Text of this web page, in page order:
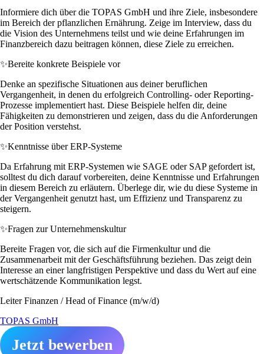
Informiere dich über die TOPAS GmbH und ihre Ziele, insbesondere
im Bereich der pflanzlichen Ernährung. Zeige im Interview, dass du
die Vision des Unternehmens teilst und wie deine Erfahrungen im
Finanzbereich dazu beitragen können, diese Ziele zu erreichen.
✨Bereite konkrete Beispiele vor
Denke an spezifische Situationen aus deiner beruflichen
Vergangenheit, in denen du erfolgreich Controlling- oder Reporting-
Prozesse implementiert hast. Diese Beispiele helfen dir, deine
Fähigkeiten zu demonstrieren und zeigen, dass du die Anforderungen
der Position verstehst.
✨Kenntnisse über ERP-Systeme
Da Erfahrung mit ERP-Systemen wie SAGE oder SAP gefordert ist,
solltest du dich darauf vorbereiten, deine Kenntnisse und Erfahrungen
in diesem Bereich zu erläutern. Überlege dir, wie du diese Systeme in
der Vergangenheit genutzt hast, um Effizienz und Transparenz zu
steigern.
✨Fragen zur Unternehmenskultur
Bereite Fragen vor, die sich auf die Firmenkultur und die
Zusammenarbeit mit der Geschäftsführung beziehen. Das zeigt dein
Interesse an einer langfristigen Perspektive und dass du Wert auf eine
wertschätzende Kommunikation legst.
Leiter Finanzen / Head of Finance (m/w/d)
TOPAS GmbH
Jetzt bewerben